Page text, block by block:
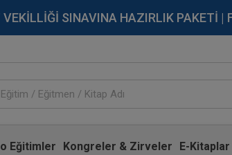
SINAVINA HAZIRLIK PAKETİ |
Eğitimler Kongreler & Zirveler E-Kitaplar